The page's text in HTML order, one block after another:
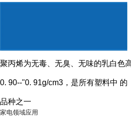
聚丙烯为无毒、无臭、无味的乳白色
0. 90--"0. 91g/cm3，是所有塑料中 的
品种之一
家电领域应用